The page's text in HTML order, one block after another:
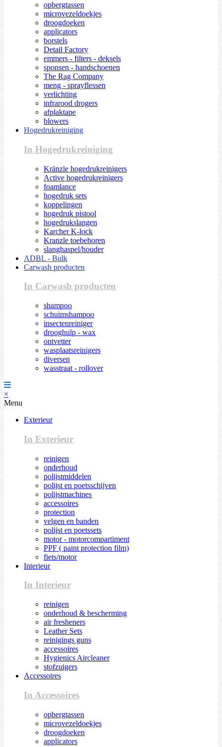
opbergtassen
microvezeldoekjes
droogdoeken
applicators
borstels
Detail Factory
emmers - filters - deksels
sponsen - handschoenen
The Rag Company
meng - sprayflessen
verlichting
infrarood drogers
afplaktape
blowers
Hogedrukreiniging
In Hogedrukreiniging
Kränzle hogedrukreinigers
Active hogedrukreinigers
foamlance
hogedruk sets
koppelingen
hogedruk pistool
hogedrukslangen
Karcher K-lock
Kranzle toebehoren
slanghaspel/houder
ADBL - Bulk
Carwash producten
In Carwash producten
shampoo
schuimshampoo
insectenreiniger
drooghulp - wax
ontvetter
wasplaatsreinigers
diversen
wasstraat - rollover
×
Menu
Exterieur
In Exterieur
reinigen
onderhoud
polijstmiddelen
polijst en poetsschijven
polijstmachines
accessoires
protection
velgen en banden
polijst en poetssets
motor - motorcompartiment
PPF ( paint protection film)
fiets/motor
Interieur
In Interieur
reinigen
onderhoud & bescherming
air fresheners
Leather Sets
reinigings guns
accessoires
Hygienics Aircleaner
stofzuigers
Accessoires
In Accessoires
opbergtassen
microvezeldoekjes
droogdoeken
applicators